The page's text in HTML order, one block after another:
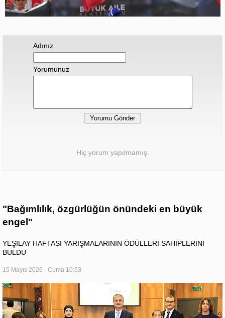
Adınız
Yorumunuz
Hiç yorum yapılmamış.
"Bağımlılık, özgürlüğün önündeki en büyük
engel"
YEŞİLAY HAFTASI YARIŞMALARININ ÖDÜLLERİ SAHİPLERİNİ
BULDU
15 Mayıs 2026 - Cuma 10:53